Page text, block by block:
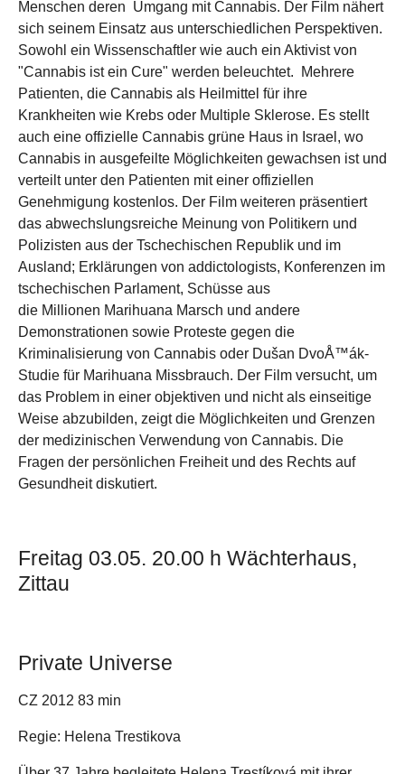
Menschen deren Umgang mit Cannabis. Der Film nähert
sich seinem Einsatz aus unterschiedlichen Perspektiven.
Sowohl ein Wissenschaftler wie auch ein Aktivist von
"Cannabis ist ein Cure" werden beleuchtet. Mehrere
Patienten, die Cannabis als Heilmittel für ihre
Krankheiten wie Krebs oder Multiple Sklerose. Es stellt
auch eine offizielle Cannabis grüne Haus in Israel, wo
Cannabis in ausgefeilte Möglichkeiten gewachsen ist und
verteilt unter den Patienten mit einer offiziellen
Genehmigung kostenlos. Der Film weiteren präsentiert
das abwechslungsreiche Meinung von Politikern und
Polizisten aus der Tschechischen Republik und im
Ausland; Erklärungen von addictologists, Konferenzen im
tschechischen Parlament, Schüsse aus
die Millionen Marihuana Marsch und andere
Demonstrationen sowie Proteste gegen die
Kriminalisierung von Cannabis oder Dušan DvoÅ™ák-
Studie für Marihuana Missbrauch. Der Film versucht, um
das Problem in einer objektiven und nicht als einseitige
Weise abzubilden, zeigt die Möglichkeiten und Grenzen
der medizinischen Verwendung von Cannabis. Die
Fragen der persönlichen Freiheit und des Rechts auf
Gesundheit diskutiert.
Freitag 03.05. 20.00 h Wächterhaus,
Zittau
Private Universe
CZ 2012 83 min
Regie: Helena Trestikova